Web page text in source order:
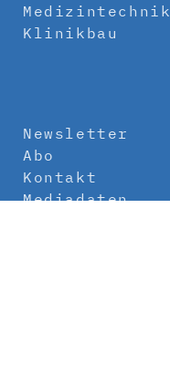
Medizintechnik
Klinikbau
Newsletter
Abo
Kontakt
Mediadaten